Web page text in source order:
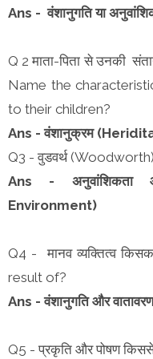
Ans - वंशानुगति या
Q 2 माता-पिता से उनकी
Name the
to their children?
Ans - वंशानुक्रम
Q3 - वुडवर्थ
Ans - अनुवांशिकता
Environment)
Q4 - मानव व्यक्तित्व
result of?
Ans - वंशानुगति और
Q5 - प्रकृति और पोषण